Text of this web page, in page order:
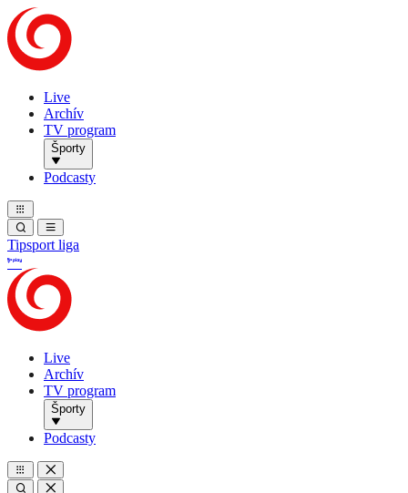
Live
Archív
TV program
Športy
Podcasty
Tipsport liga
Live
Archív
TV program
Športy
Podcasty